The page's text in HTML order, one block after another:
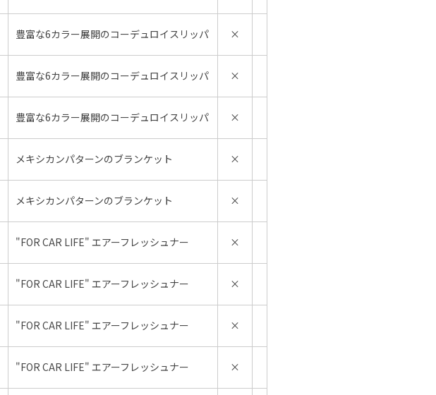
豊富な6カラー展開のコーデュロイスリッパ ×
豊富な6カラー展開のコーデュロイスリッパ ×
豊富な6カラー展開のコーデュロイスリッパ ×
メキシカンパターンのブランケット ×
メキシカンパターンのブランケット ×
"FOR CAR LIFE" エアーフレッシュナー ×
"FOR CAR LIFE" エアーフレッシュナー ×
"FOR CAR LIFE" エアーフレッシュナー ×
"FOR CAR LIFE" エアーフレッシュナー ×